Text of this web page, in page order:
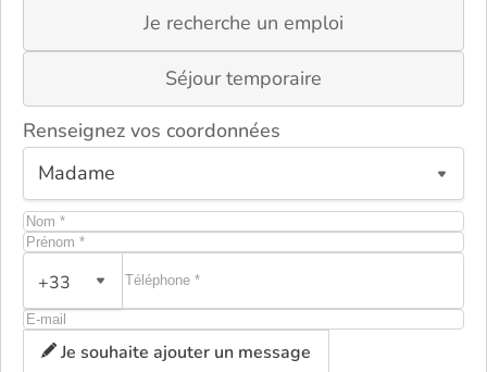
Je recherche un emploi
Séjour temporaire
Renseignez vos coordonnées
+33
Je souhaite ajouter un message
ou